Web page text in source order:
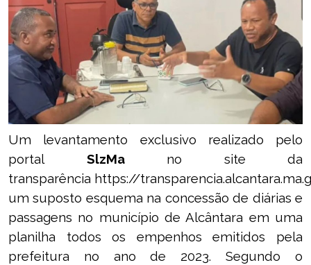
Um levantamento exclusivo realizado pelo
portal SlzMano site da
transparência https://
um suposto esquema na concessão de diárias e
passagens no município de Alcântara em uma
planilha todos os empenhos emitidos pela
prefeitura no ano de 2023. Segundo o